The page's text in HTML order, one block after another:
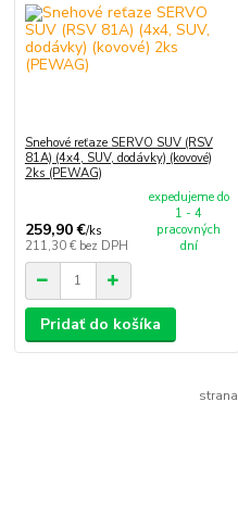
Snehové reťaze SERVO SUV (RSV
81A) (4x4, SUV, dodávky) (kovové)
2ks (PEWAG)
259,90 €/ks
211,30 € bez DPH
expedujeme do
1 - 4
pracovných
dní
Pridať do košíka
strana